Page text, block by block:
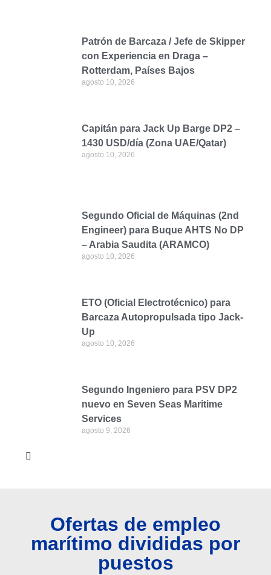
Patrón de Barcaza / Jefe de Skipper
con Experiencia en Draga –
Rotterdam, Países Bajos
agosto 10, 2026
Capitán para Jack Up Barge DP2 –
1430 USD/día (Zona UAE/Qatar)
agosto 10, 2026
Segundo Oficial de Máquinas (2nd
Engineer) para Buque AHTS No DP
– Arabia Saudita (ARAMCO)
agosto 10, 2026
ETO (Oficial Electrotécnico) para
Barcaza Autopropulsada tipo Jack-
Up
agosto 10, 2026
Segundo Ingeniero para PSV DP2
nuevo en Seven Seas Maritime
Services
agosto 9, 2026
Ofertas de empleo
marítimo divididas por
puestos